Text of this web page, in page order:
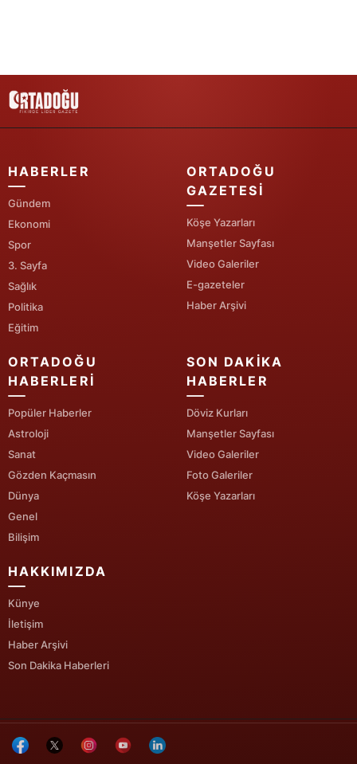
Samsun
Sivas
Tekirdağ
Tokat
Trabzon
Tunceli
Uşak
Yozgat
Zonguldak
Aksaray
HABERLER
Gündem
Ekonomi
Spor
3. Sayfa
Sağlık
Politika
Eğitim
ORTADOĞU
GAZETESI
Köşe Yazarları
Manşetler Sayfası
Video Galeriler
E-gazeteler
Haber Arşivi
ORTADOĞU
HABERLERI
Popüler Haberler
Astroloji
Sanat
Gözden Kaçmasın
Dünya
Genel
Bilişim
SON DAKIKA
HABERLER
Döviz Kurları
Manşetler Sayfası
Video Galeriler
Foto Galeriler
Köşe Yazarları
HAKKIMIZDA
Künye
İletişim
Haber Arşivi
Son Dakika Haberleri